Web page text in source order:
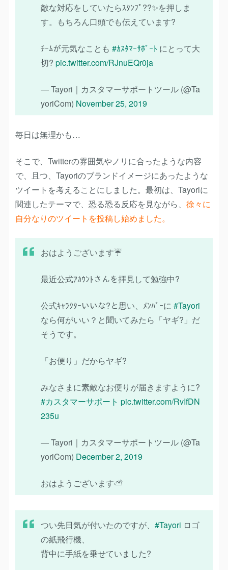
敵な対応をしていたらｽﾀﾝﾌﾟ??✨を押しま
す。もちろん口頭でも伝えています?
ﾁｰﾑが元気なことも #ｶｽﾀﾏｰｻﾎﾟｰﾄ にとって大
切? pic.twitter.com/RJnuEQr0ja
— Tayori｜カスタマーサポートツール (@Ta
yoriCom) November 25, 2019
毎日は無理かも…
そこで、Twitterの雰囲気やノリに合ったような内容
で、且つ、Tayoriのブランドイメージにあったような
ツイートを考えることにしました。 最初は、Tayoriに
関連したテーマで、恐る恐る反応を見ながら、 徐々に
自分なりのツイートを投稿し始めました。
おはようございます☔️
最近公式ｱｶｳﾝﾄさんを拝見して勉強中?
公式ｷｬﾗｸﾀｰいいな?と思い、ﾒﾝﾊﾞｰに #Tayori
なら何がいい？と聞いてみたら「ヤギ?」だ
そうです。
「お便り」だからヤギ?
みなさまに素敵なお便りが届きますように?
#カスタマーサポート pic.twitter.com/RvIfDN
235u
— Tayori｜カスタマーサポートツール (@Ta
yoriCom) December 2, 2019
おはようございます⛅️
つい先日気が付いたのですが、 #Tayori ロゴ
の紙飛行機、
背中に手紙を乗せていました?